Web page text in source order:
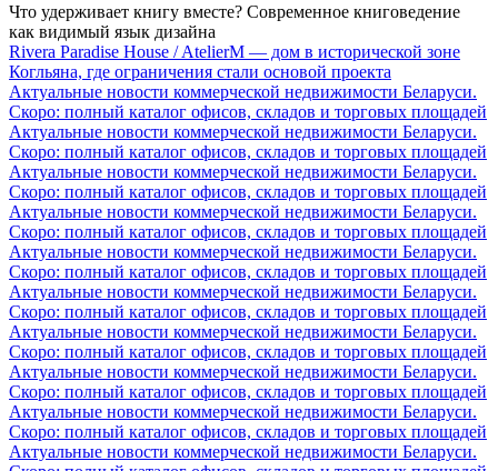
Что удерживает книгу вместе? Современное книговедение
как видимый язык дизайна
Rivera Paradise House / AtelierM — дом в исторической зоне
Когльяна, где ограничения стали основой проекта
Актуальные новости коммерческой недвижимости Беларуси.
Скоро: полный каталог офисов, складов и торговых площадей
Актуальные новости коммерческой недвижимости Беларуси.
Скоро: полный каталог офисов, складов и торговых площадей
Актуальные новости коммерческой недвижимости Беларуси.
Скоро: полный каталог офисов, складов и торговых площадей
Актуальные новости коммерческой недвижимости Беларуси.
Скоро: полный каталог офисов, складов и торговых площадей
Актуальные новости коммерческой недвижимости Беларуси.
Скоро: полный каталог офисов, складов и торговых площадей
Актуальные новости коммерческой недвижимости Беларуси.
Скоро: полный каталог офисов, складов и торговых площадей
Актуальные новости коммерческой недвижимости Беларуси.
Скоро: полный каталог офисов, складов и торговых площадей
Актуальные новости коммерческой недвижимости Беларуси.
Скоро: полный каталог офисов, складов и торговых площадей
Актуальные новости коммерческой недвижимости Беларуси.
Скоро: полный каталог офисов, складов и торговых площадей
Актуальные новости коммерческой недвижимости Беларуси.